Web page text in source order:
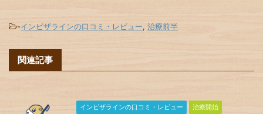
-インビザラインの口コミ・レビュー, 治療前半
関連記事
インビザラインの口コミ・レビュー 治療開始